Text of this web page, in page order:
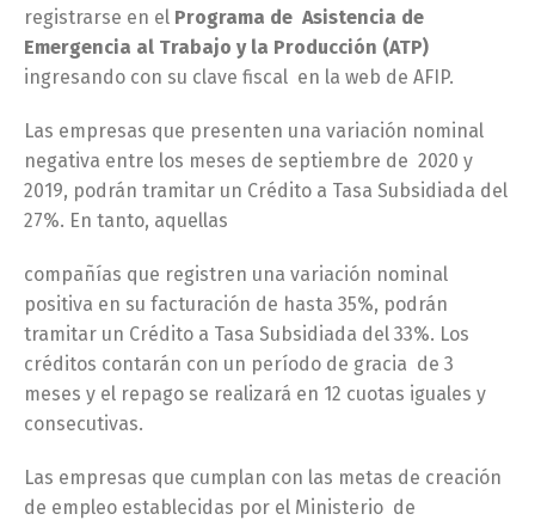
registrarse en el Programa de Asistencia de
Emergencia al Trabajo y la Producción (ATP)
ingresando con su clave fiscal en la web de AFIP.
Las empresas que presenten una variación nominal
negativa entre los meses de septiembre de 2020 y
2019, podrán tramitar un Crédito a Tasa Subsidiada del
27%. En tanto, aquellas
compañías que registren una variación nominal
positiva en su facturación de hasta 35%, podrán
tramitar un Crédito a Tasa Subsidiada del 33%. Los
créditos contarán con un período de gracia de 3
meses y el repago se realizará en 12 cuotas iguales y
consecutivas.
Las empresas que cumplan con las metas de creación
de empleo establecidas por el Ministerio de